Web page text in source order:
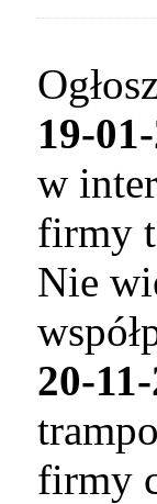
19-
w
firmy
Nie
20-
firmy